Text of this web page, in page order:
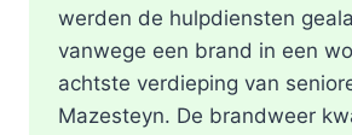
werden de hulpdiensten
vanwege een brand in een
achtste verdieping van
Mazesteyn. De brandweer